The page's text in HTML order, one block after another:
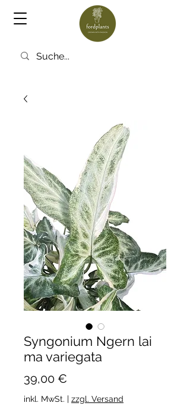
Syngonium Ngern lai
ma variegata
39,00 €
inkl. MwSt. | zzgl. Versand